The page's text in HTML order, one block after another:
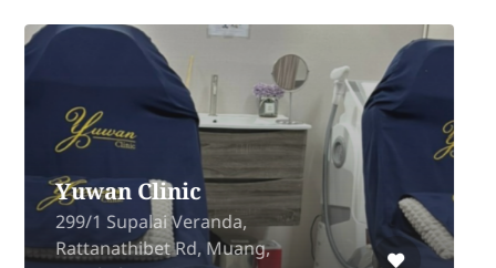
WW Clinic (Whan Whan
Clinic)
607 Lumpini Ville Building E1 1
Pracha Uthit Rd, Samsen Nok, Huai